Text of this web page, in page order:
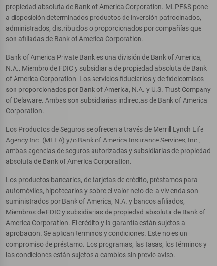
propiedad absoluta de Bank of America Corporation. MLPF&S pone
a disposición determinados productos de inversión patrocinados,
administrados, distribuidos o proporcionados por compañías que
son afiliadas de Bank of America Corporation.
Bank of America Private Bank es una división de Bank of America,
N.A., Miembro de FDIC y subsidiaria de propiedad absoluta de Bank
of America Corporation. Los servicios fiduciarios y de fideicomisos
son proporcionados por Bank of America, N.A. y U.S. Trust Company
of Delaware. Ambas son subsidiarias indirectas de Bank of America
Corporation.
Los Productos de Seguros se ofrecen a través de Merrill Lynch Life
Agency Inc. (MLLA) y/o Bank of America Insurance Services, Inc.,
ambas agencias de seguros autorizadas y subsidiarias de propiedad
absoluta de Bank of America Corporation.
Los productos bancarios, de tarjetas de crédito, préstamos para
automóviles, hipotecarios y sobre el valor neto de la vivienda son
suministrados por Bank of America, N.A. y bancos afiliados,
Miembros de FDIC y subsidiarias de propiedad absoluta de Bank of
America Corporation. El crédito y la garantía están sujetos a
aprobación. Se aplican términos y condiciones. Este no es un
compromiso de préstamo. Los programas, las tasas, los términos y
las condiciones están sujetos a cambios sin previo aviso.